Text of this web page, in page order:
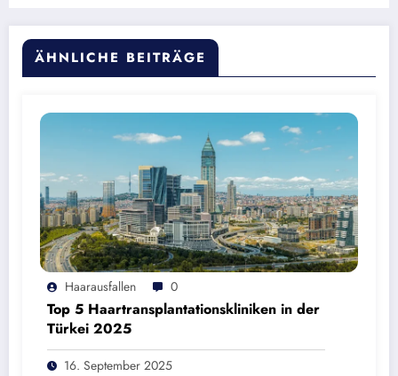
ÄHNLICHE BEITRÄGE
Haarausfallen 0
Top 5 Haartransplantationskliniken in der
Türkei 2025
16. September 2025